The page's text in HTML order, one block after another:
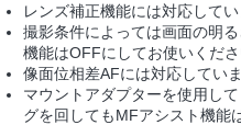
レンズ補正機能には対応してい
撮影条件によっては画面の明
機能はOFFにしてお使いくださ
像面位相差AFには対応していま
マウントアダプターを使用し
グを回してもMFアシスト機能